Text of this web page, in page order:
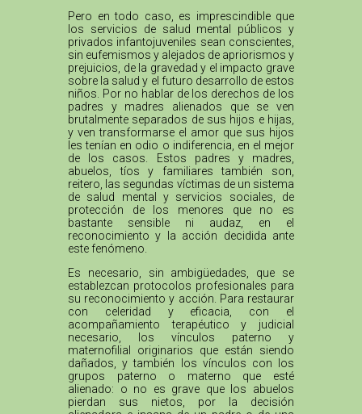
Pero en todo caso, es imprescindible que
los servicios de salud mental públicos y
privados infantojuveniles sean conscientes,
sin eufemismos y alejados de apriorismos y
prejuicios, de la gravedad y el impacto grave
sobre la salud y el futuro desarrollo de estos
niños. Por no hablar de los derechos de los
padres y madres alienados que se ven
brutalmente separados de sus hijos e hijas,
y ven transformarse el amor que sus hijos
les tenían en odio o indiferencia, en el mejor
de los casos. Estos padres y madres,
abuelos, tíos y familiares también son,
reitero, las segundas víctimas de un sistema
de salud mental y servicios sociales, de
protección de los menores que no es
bastante sensible ni audaz, en el
reconocimiento y la acción decidida ante
este fenómeno.
Es necesario, sin ambigüedades, que se
establezcan protocolos profesionales para
su reconocimiento y acción. Para restaurar
con celeridad y eficacia, con el
acompañamiento terapéutico y judicial
necesario, los vínculos paterno y
maternofilial originarios que están siendo
dañados, y también los vínculos con los
grupos paterno o materno que esté
alienado: o no es grave que los abuelos
pierdan sus nietos, por la decisión